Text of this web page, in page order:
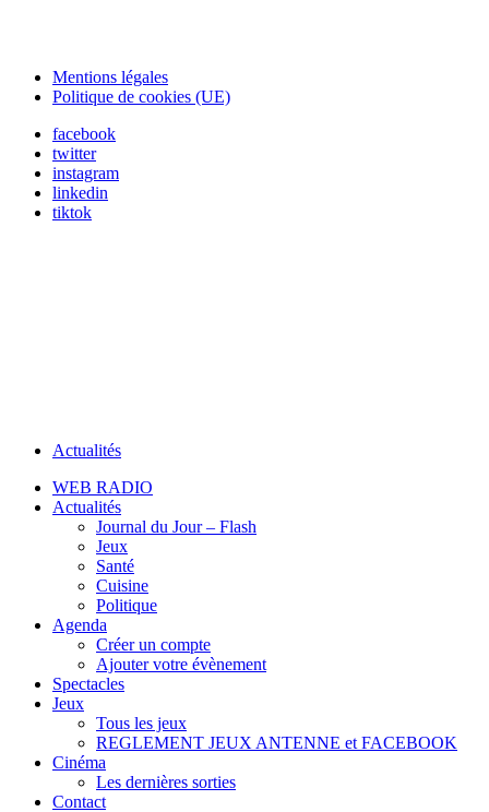
Mentions légales
Politique de cookies (UE)
facebook
twitter
instagram
linkedin
tiktok
Actualités
WEB RADIO
Actualités
Journal du Jour – Flash
Jeux
Santé
Cuisine
Politique
Agenda
Créer un compte
Ajouter votre évènement
Spectacles
Jeux
Tous les jeux
REGLEMENT JEUX ANTENNE et FACEBOOK
Cinéma
Les dernières sorties
Contact